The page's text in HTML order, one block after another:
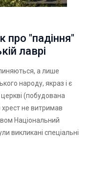
"падіння"
лаврі
а лише
народу, якраз і є
(побудована
не витримав
Національний
викликані спеціальні